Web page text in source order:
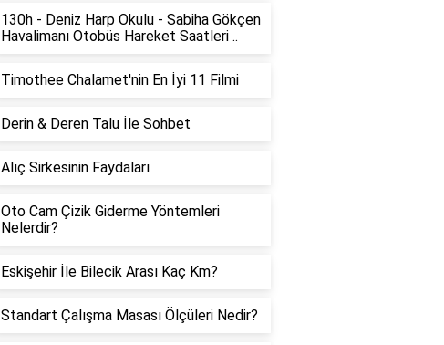
130h - Deniz Harp Okulu - Sabiha Gökçen
Havalimanı Otobüs Hareket Saatleri ..
Timothee Chalamet'nin En İyi 11 Filmi
Derin & Deren Talu İle Sohbet
Alıç Sirkesinin Faydaları
Oto Cam Çizik Giderme Yöntemleri
Nelerdir?
Eskişehir İle Bilecik Arası Kaç Km?
Standart Çalışma Masası Ölçüleri Nedir?